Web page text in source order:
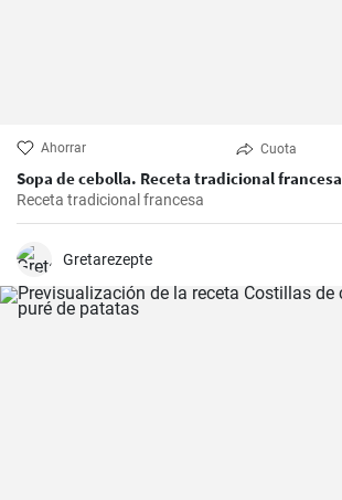
Ahorrar Cuota
Sopa de cebolla. Receta tradicional francesa
Receta tradicional francesa
Gretarezepte